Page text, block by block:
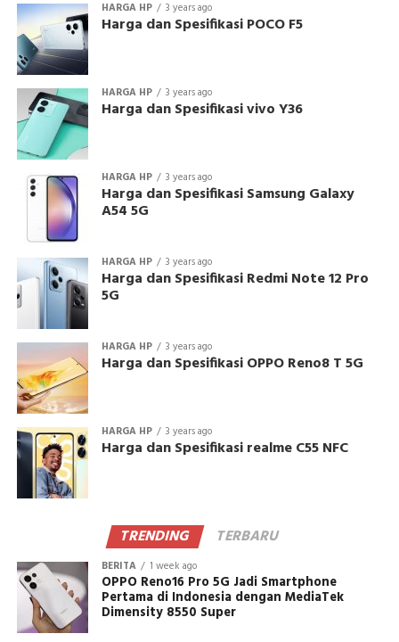
HARGA HP 3 years ago
Harga dan Spesifikasi POCO F5
HARGA HP 3 years ago
Harga dan Spesifikasi vivo Y36
HARGA HP 3 years ago
Harga dan Spesifikasi Samsung Galaxy
A54 5G
HARGA HP 3 years ago
Harga dan Spesifikasi Redmi Note 12 Pro
5G
HARGA HP 3 years ago
Harga dan Spesifikasi OPPO Reno8 T 5G
HARGA HP 3 years ago
Harga dan Spesifikasi realme C55 NFC
TRENDING TERBARU
BERITA 1 week ago
OPPO Reno16 Pro 5G Jadi Smartphone
Pertama di Indonesia dengan MediaTek
Dimensity 8550 Super